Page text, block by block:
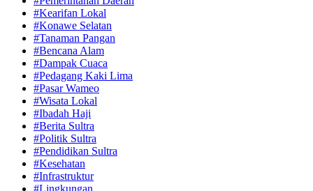
#Kearifan Lokal
#Konawe Selatan
#Tanaman Pangan
#Bencana Alam
#Dampak Cuaca
#Pedagang Kaki Lima
#Pasar Wameo
#Wisata Lokal
#Ibadah Haji
#Berita Sultra
#Politik Sultra
#Pendidikan Sultra
#Kesehatan
#Infrastruktur
#Lingkungan